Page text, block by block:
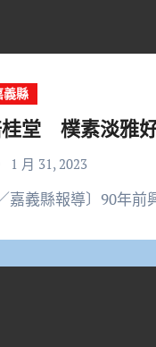
義縣
堂 樸素淡雅
1 月 31, 2023
／嘉義縣報導〕90年